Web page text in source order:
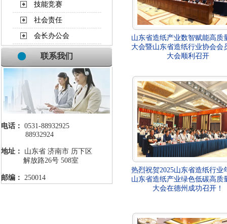
技能竞赛
社会责任
会长办公会
联系我们
电话： 0531-88932925
88932924
地址：
山东省 济南市 历下区
解放路26号 508室
邮编： 250014
山东省造纸产业数智赋能高质
大会暨山东省造纸行业协会会
大会顺利召开
热烈祝贺2025山东省造纸行业
山东省造纸产业绿色低碳高质
大会在德州成功召开！